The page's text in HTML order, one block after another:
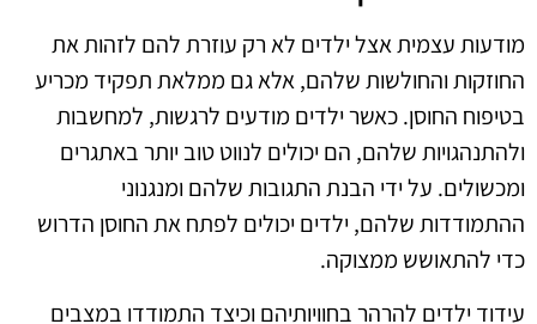
מודעות עצמית אצל ילדים לא רק עוזרת להם לזהות את
החוזקות והחולשות שלהם, אלא גם ממלאת תפקיד מכריע
בטיפוח החוסן. כאשר ילדים מודעים לרגשות, למחשבות
ולהתנהגויות שלהם, הם יכולים לנווט טוב יותר באתגרים
ומכשולים. על ידי הבנת התגובות שלהם ומנגנוני
ההתמודדות שלהם, ילדים יכולים לפתח את החוסן הדרוש
כדי להתאושש ממצוקה.
עידוד ילדים להרהר בחוויותיהם וכיצד התמודדו במצבים